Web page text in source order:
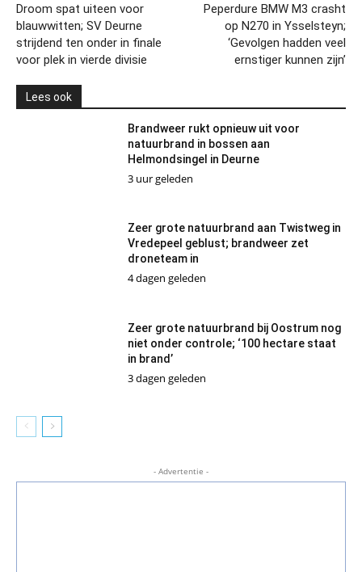
Droom spat uiteen voor
blauwwitten; SV Deurne
strijdend ten onder in finale
voor plek in vierde divisie
Peperdure BMW M3 crasht
op N270 in Ysselsteyn;
‘Gevolgen hadden veel
ernstiger kunnen zijn’
Lees ook
Brandweer rukt opnieuw uit voor
natuurbrand in bossen aan
Helmondsingel in Deurne
3 uur geleden
Zeer grote natuurbrand aan Twistweg in
Vredepeel geblust; brandweer zet
droneteam in
4 dagen geleden
Zeer grote natuurbrand bij Oostrum nog
niet onder controle; ‘100 hectare staat
in brand’
3 dagen geleden
- Advertentie -